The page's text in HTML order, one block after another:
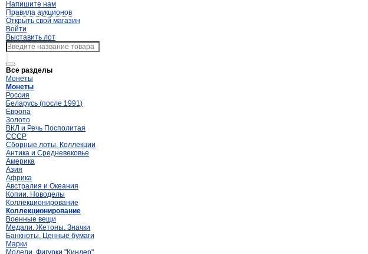
Напишите нам
Правила аукционов
Открыть свой магазин
Войти
Выставить лот
Все разделы
Монеты
Монеты
Россия
Беларусь (после 1991)
Европа
Золото
ВКЛ и Речь Посполитая
СССР
Сборные лоты. Коллекции
Антика и Средневековье
Америка
Азия
Африка
Австралия и Океания
Копии. Новоделы
Коллекционирование
Коллекционирование
Военные вещи
Медали. Жетоны. Значки
Банкноты. Ценные бумаги
Марки
Модели. Фигурки "Киндер"